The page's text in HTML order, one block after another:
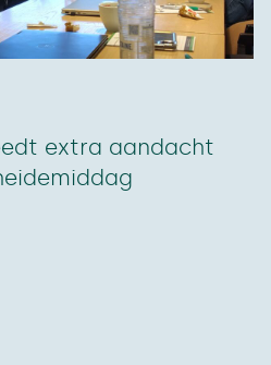
extra aandacht